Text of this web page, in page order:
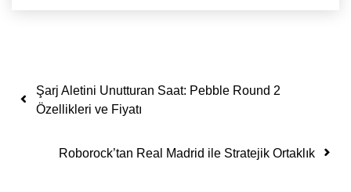
Yazı dolaşımı
Şarj Aletini Unutturan Saat: Pebble Round 2
Özellikleri ve Fiyatı
Roborock’tan Real Madrid ile Stratejik Ortaklık